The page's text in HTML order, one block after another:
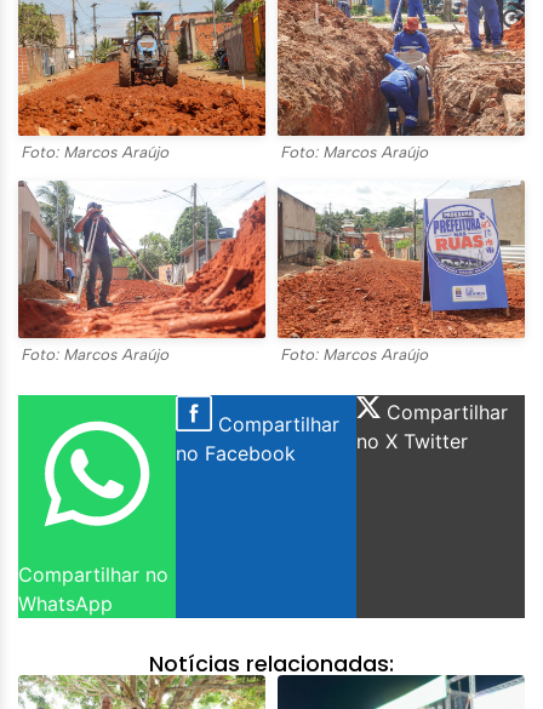
Foto: Marcos Araújo Foto: Marcos Araújo
Foto: Marcos Araújo Foto: Marcos Araújo
Compartilhar no
WhatsApp
Compartilhar
no Facebook
Compartilhar
no X Twitter
Notícias relacionadas: